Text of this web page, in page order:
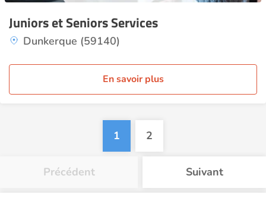
Juniors et Seniors Services
Dunkerque (59140)
En savoir plus
1 2
Précédent Suivant